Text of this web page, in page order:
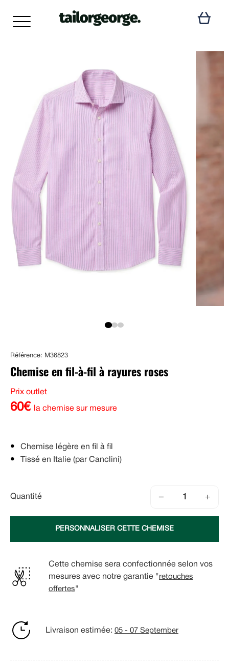
Référence: M36823
Chemise en fil-à-fil à rayures roses
Prix outlet
60€ la chemise sur mesure
Chemise légère en fil à fil
Tissé en Italie (par Canclini)
Quantité − +
PERSONNALISER CETTE CHEMISE
Cette chemise sera confectionnée selon vos
mesures avec notre garantie " retouches
offertes"
Livraison estimée: 05 - 07 September